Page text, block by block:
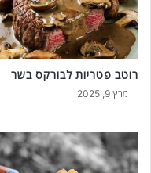
רוטב פטריות לבורקס בשר
מרץ 9, 2025